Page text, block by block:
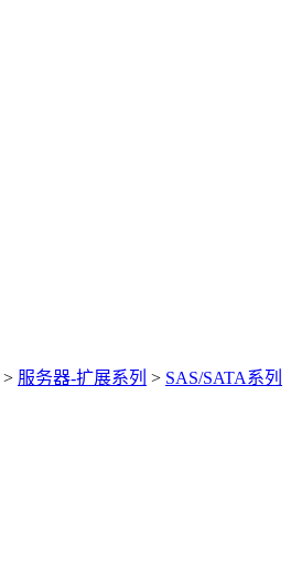
> 服务器-扩展系列 > SAS/SATA系列